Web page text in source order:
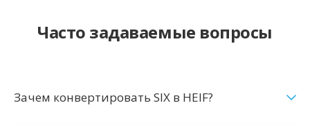
Часто задаваемые вопросы
Зачем конвертировать SIX в HEIF?